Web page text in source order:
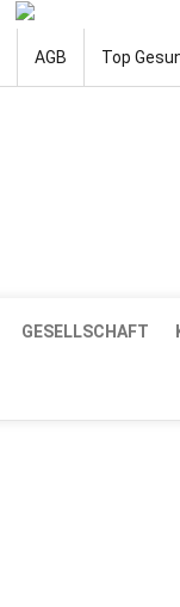
AGB Top
GESELLSCHAFT